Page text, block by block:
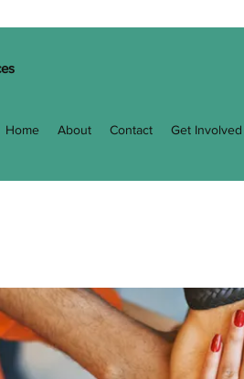
Home About Contact Get Involved